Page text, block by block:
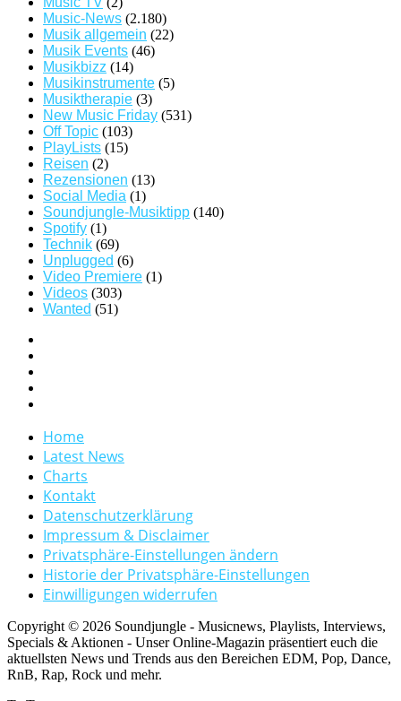
Music-News (2.180)
Musik allgemein (22)
Musik Events (46)
Musikbizz (14)
Musikinstrumente (5)
Musiktherapie (3)
New Music Friday (531)
Off Topic (103)
PlayLists (15)
Reisen (2)
Rezensionen (13)
Social Media (1)
Soundjungle-Musiktipp (140)
Spotify (1)
Technik (69)
Unplugged (6)
Video Premiere (1)
Videos (303)
Wanted (51)
Home
Latest News
Charts
Kontakt
Datenschutzerklärung
Impressum & Disclaimer
Privatsphäre-Einstellungen ändern
Historie der Privatsphäre-Einstellungen
Einwilligungen widerrufen
Copyright © 2026 Soundjungle - Musicnews, Playlists, Interviews,
Specials & Aktionen - Unser Online-Magazin präsentiert euch die
aktuellsten News und Trends aus den Bereichen EDM, Pop, Dance,
RnB, Rap, Rock und mehr.